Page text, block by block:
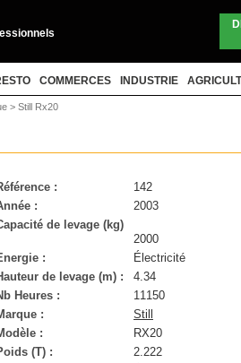
COMMERCES INDUSTRIE
> Still Rx20
:
142
:
2003
de levage (kg)
2000
:
Électricité
de levage (m) :
4.34
Heures :
11150
:
Still
:
RX20
(T) :
2.222